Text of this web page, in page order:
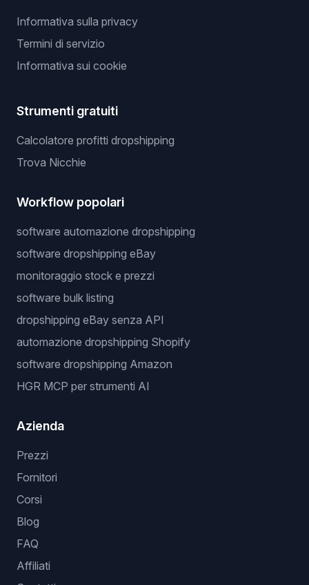
Informativa sulla privacy
Termini di servizio
Informativa sui cookie
Strumenti gratuiti
Calcolatore profitti dropshipping
Trova Nicchie
Workflow popolari
software automazione dropshipping
software dropshipping eBay
monitoraggio stock e prezzi
software bulk listing
dropshipping eBay senza API
automazione dropshipping Shopify
software dropshipping Amazon
HGR MCP per strumenti AI
Azienda
Prezzi
Fornitori
Corsi
Blog
FAQ
Affiliati